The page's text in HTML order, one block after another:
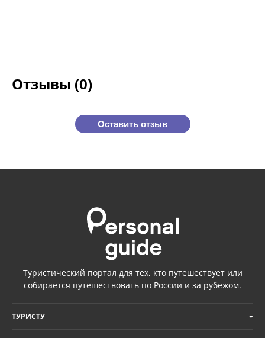
Отзывы (0)
Оставить отзыв
Туристический портал для тех, кто путешествует или
собирается путешествовать по России и за рубежом.
ТУРИСТУ